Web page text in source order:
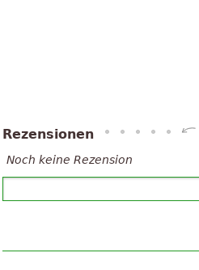
Rezensionen
Noch keine Rezension